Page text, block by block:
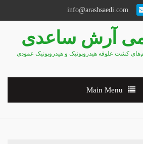
آرش ساعدی
کشت علوفه هیدروپونیک و هیدروپونیک عمودی
Main Menu